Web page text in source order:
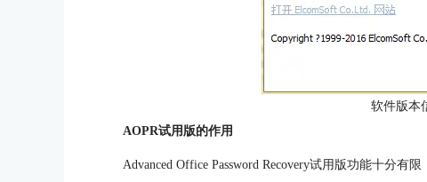
软件版本
AOPR试用版的作用
Advanced Office Password Recovery试用版功能十分有